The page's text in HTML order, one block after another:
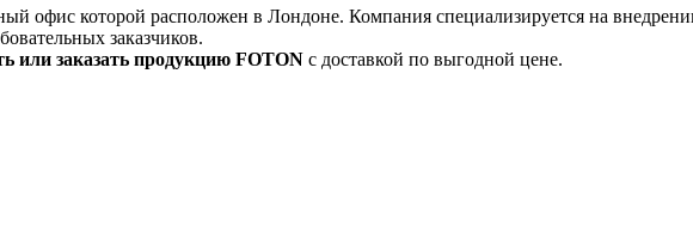
офис которой расположен в Лондоне. Компания специализируется на
заказчиков.
или заказать продукцию FOTON с доставкой по выгодной цене.